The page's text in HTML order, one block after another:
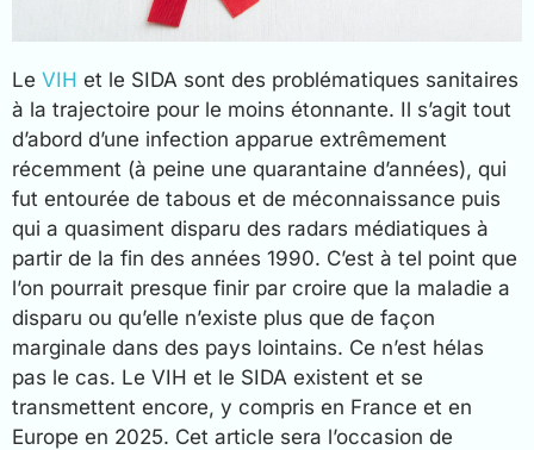
Le VIH et le SIDA sont des problématiques sanitaires
à la trajectoire pour le moins étonnante. Il s’agit tout
d’abord d’une infection apparue extrêmement
récemment (à peine une quarantaine d’années), qui
fut entourée de tabous et de méconnaissance puis
qui a quasiment disparu des radars médiatiques à
partir de la fin des années 1990. C’est à tel point que
l’on pourrait presque finir par croire que la maladie a
disparu ou qu’elle n’existe plus que de façon
marginale dans des pays lointains. Ce n’est hélas
pas le cas. Le VIH et le SIDA existent et se
transmettent encore, y compris en France et en
Europe en 2025. Cet article sera l’occasion de